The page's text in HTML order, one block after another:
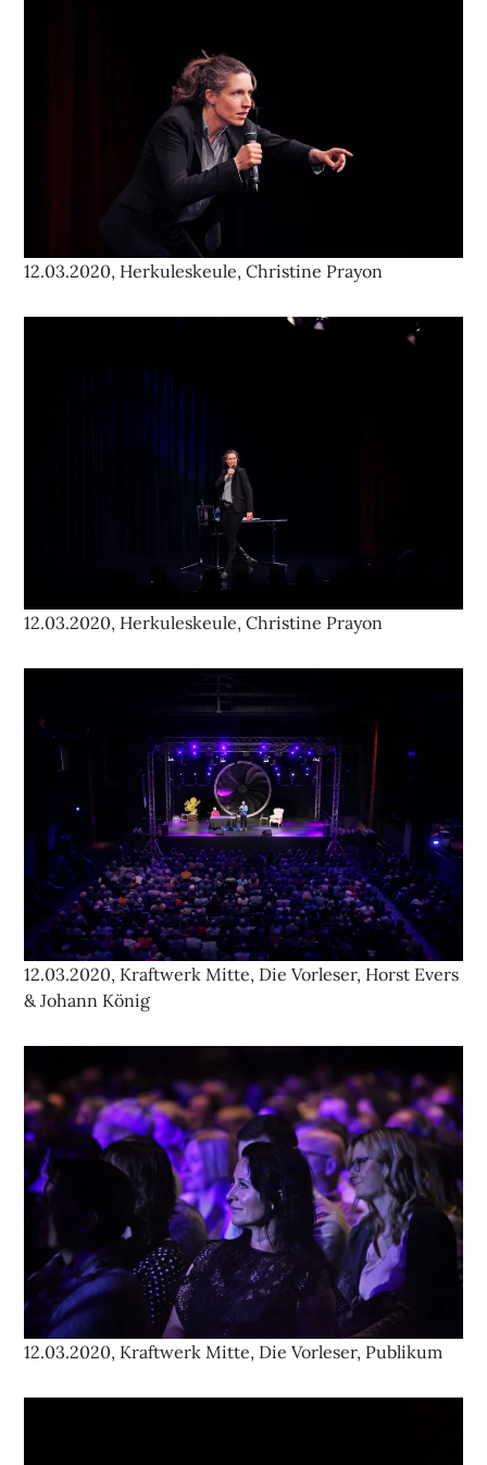
12.03.2020, Herkuleskeule, Christine Prayon
12.03.2020, Herkuleskeule, Christine Prayon
12.03.2020, Kraftwerk Mitte, Die Vorleser, Horst Evers
& Johann König
12.03.2020, Kraftwerk Mitte, Die Vorleser, Publikum